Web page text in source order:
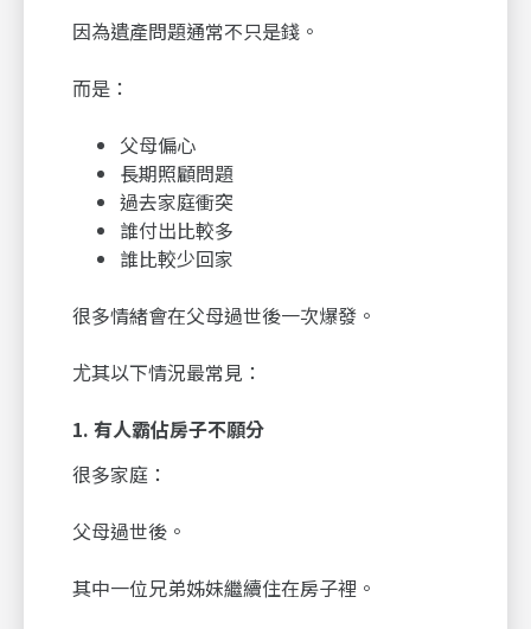
因為遺產問題通常不只是錢。
而是：
父母偏心
長期照顧問題
過去家庭衝突
誰付出比較多
誰比較少回家
很多情緒會在父母過世後一次爆發。
尤其以下情況最常見：
1. 有人霸佔房子不願分
很多家庭：
父母過世後。
其中一位兄弟姊妹繼續住在房子裡。